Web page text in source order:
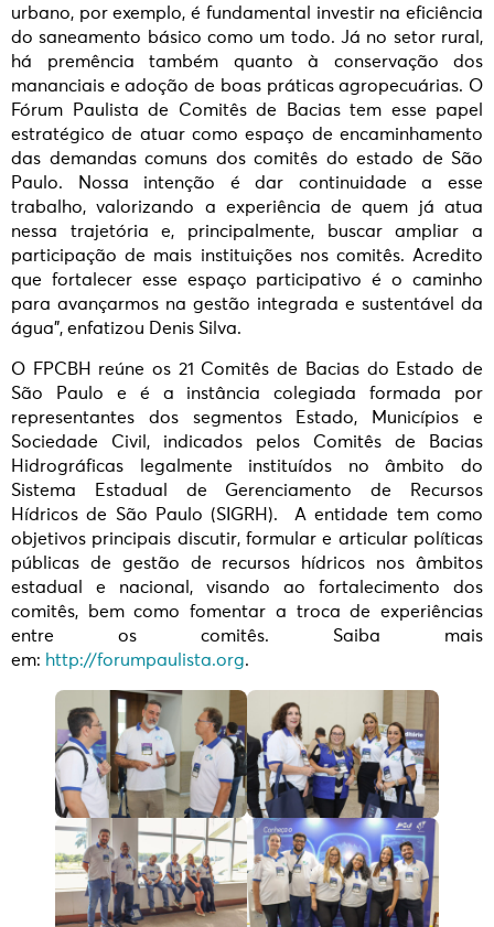
urbano, por exemplo, é fundamental investir na eficiência
do saneamento básico como um todo. Já no setor rural,
há premência também quanto à conservação dos
mananciais e adoção de boas práticas agropecuárias. O
Fórum Paulista de Comitês de Bacias tem esse papel
estratégico de atuar como espaço de encaminhamento
das demandas comuns dos comitês do estado de São
Paulo. Nossa intenção é dar continuidade a esse
trabalho, valorizando a experiência de quem já atua
nessa trajetória e, principalmente, buscar ampliar a
participação de mais instituições nos comitês. Acredito
que fortalecer esse espaço participativo é o caminho
para avançarmos na gestão integrada e sustentável da
água”, enfatizou Denis Silva.
O FPCBH reúne os 21 Comitês de Bacias do Estado de
São Paulo e é a instância colegiada formada por
representantes dos segmentos Estado, Municípios e
Sociedade Civil, indicados pelos Comitês de Bacias
Hidrográficas legalmente instituídos no âmbito do
Sistema Estadual de Gerenciamento de Recursos
Hídricos de São Paulo (SIGRH). A entidade tem como
objetivos principais discutir, formular e articular políticas
públicas de gestão de recursos hídricos nos âmbitos
estadual e nacional, visando ao fortalecimento dos
comitês, bem como fomentar a troca de experiências
entre os comitês. Saiba mais
em: http://forumpaulista.org.